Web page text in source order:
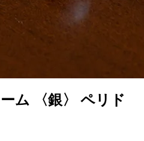
ム 〈銀〉 ペリド